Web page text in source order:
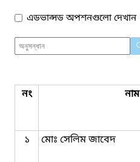
এডভান্সড অপশনগুলো দেখান
নং নাম
১ মোঃ সেলিম জাবেদ